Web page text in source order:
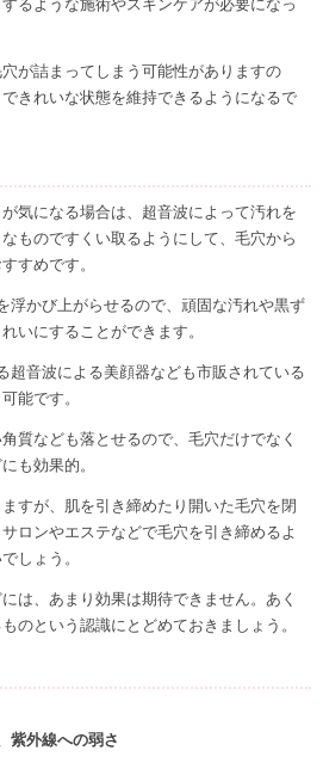
るような施術やスキンケアが必要になっ
が詰まってしまう可能性がありますの
きれいな状態を維持できるようになるで
気になる場合は、超音波によって汚れを
ものですくい取るようにして、毛穴から
すめです。
浮かび上がらせるので、頑固な汚れや黒ず
いにすることができます。
超音波による美顔器なども市販されている
能です。
質なども落とせるので、毛穴だけでなく
も効果的。
すが、肌を引き締めたり開いた毛穴を閉
ロンやエステなどで毛穴を引き締めるよ
しょう。
は、あまり効果は期待できません。あく
のという認識にとどめておきましょう。
紫外線への弱さ